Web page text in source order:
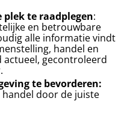
plek te raadplegen:
en betrouwbare
alle informatie vindt
handel en
gecontroleerd
te bevorderen:
handel door de juiste